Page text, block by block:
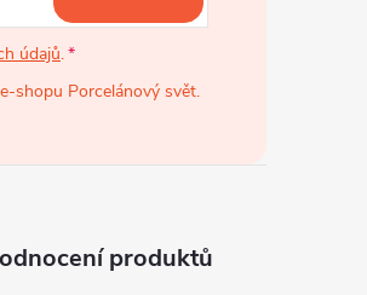
údajů.
shopu Porcelánový svět.
produktů